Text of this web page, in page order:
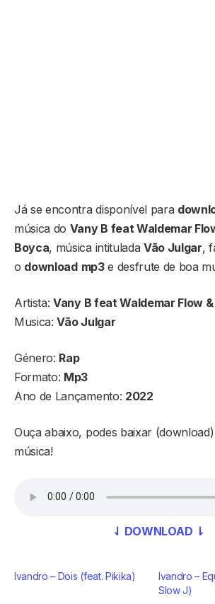
Já se encontra disponível para
música do Vany B feat Waldemar
Boyca, música intituladaVão Julgar,
o download mp3e desfrute de boa
Artista:Vany B feat Waldemar Flow
Musica:Vão Julgar
Género: Rap
Formato: Mp3
Ano de Lançamento: 2022
Ouça abaixo, podes baixar
música!
⇃ DOWNLOAD ⇂
Ivandro – Dois (feat. Pikika)
Ivandro –
Slow J)